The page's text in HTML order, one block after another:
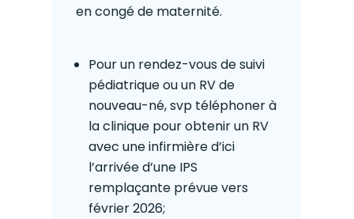
en congé de maternité.
Pour un rendez-vous de suivi
pédiatrique ou un RV de
nouveau-né, svp téléphoner à
la clinique pour obtenir un RV
avec une infirmière d’ici
l’arrivée d’une IPS
remplaçante prévue vers
février 2026;